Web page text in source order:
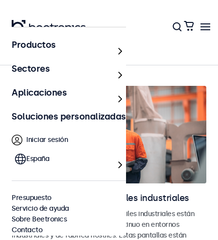
Página principal
Monitores y pantallas táctiles industriales
Nuestros monitores y pantallas táctiles industriales están
diseñados para un rendimiento continuo en entornos
industriales y de fábrica hostiles. Estas pantallas están
Productos
Sectores
Aplicaciones
Soluciones personalizadas
Iniciar sesión
España
Presupuesto
Servicio de ayuda
Sobre Beetronics
Contacto